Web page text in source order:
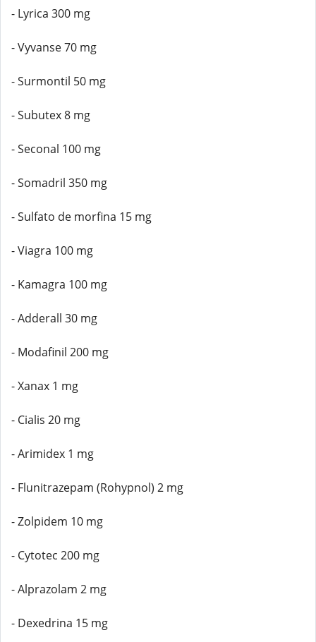
- Lyrica 300 mg
- Vyvanse 70 mg
- Surmontil 50 mg
- Subutex 8 mg
- Seconal 100 mg
- Somadril 350 mg
- Sulfato de morfina 15 mg
- Viagra 100 mg
- Kamagra 100 mg
- Adderall 30 mg
- Modafinil 200 mg
- Xanax 1 mg
- Cialis 20 mg
- Arimidex 1 mg
- Flunitrazepam (Rohypnol) 2 mg
- Zolpidem 10 mg
- Cytotec 200 mg
- Alprazolam 2 mg
- Dexedrina 15 mg